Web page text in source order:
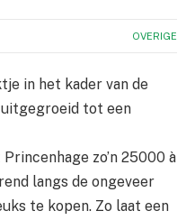
OVERIGE
in het kader van de
uitgegroeid tot een
zo’n 25000 à
langs de ongeveer
te kopen. Zo laat een